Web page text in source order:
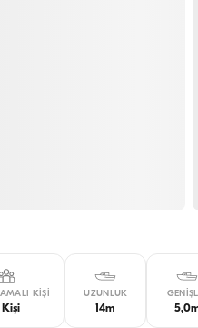
KIŞI
Kişi
UZUNLUK
14m